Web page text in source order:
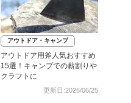
アウトドア・キャンプ
アウトドア用斧人気おすすめ
15選！キャンプでの薪割りや
クラフトに
更新日:2026/06/25